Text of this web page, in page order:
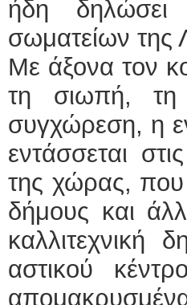
ήδη δηλώσει
σωματείων της
Με άξονα τον
τη σιωπή, τη
συγχώρεση, η
εντάσσεται
της χώρας,
δήμους και
καλλιτεχνική
αστικού